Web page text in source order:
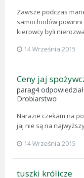
Zawsze podczas
samochodów powinni
kierowcy byli
14 Września 2015
Ceny jaj
parag4 odpowiedział
Drobiarstwo
Narazie czekam na
jaj nie są na
14 Września 2015
tuszki królicze